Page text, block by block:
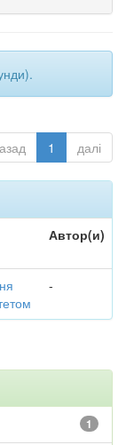
1 далі
Автор(и)
-
1